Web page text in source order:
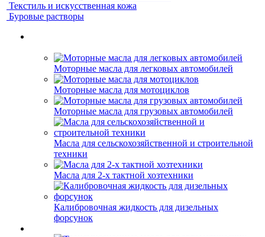
Текстиль и искусственная кожа
Буровые растворы
Моторные масла для легковых автомобилей
Моторные масла для мотоциклов
Моторные масла для грузовых автомобилей
Масла для сельскохозяйственной и строительной
техники
Масла для 2-х тактной хозтехники
Калибровочная жидкость для дизельных
форсунок